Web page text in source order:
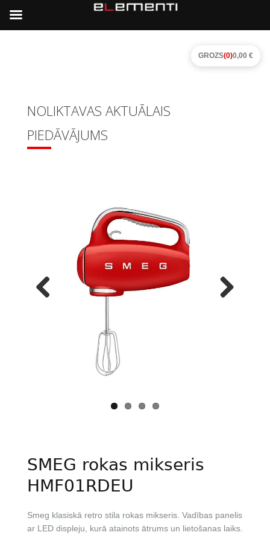
NOLIKTAVAS AKTUĀLAIS
PIEDĀVĀJUMS
SMEG rokas mikseris
HMF01RDEU
Smeg klasiskā retro stila rokas mikseris. Vadības panelis
ar LED displeju, kurā atainots ātrums un lietošanas laiks.
GROZS(0)0,00 €